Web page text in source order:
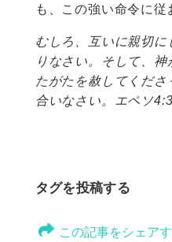
も、この強い命令に
むしろ、互いに親切
りなさい。そして、
たがたを赦してくだ
合いなさい。エペソ
タグを投稿する
この記事をシェア